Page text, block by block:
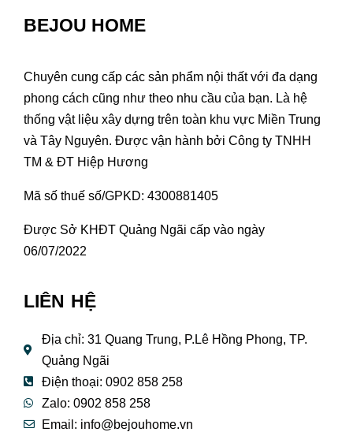
BEJOU HOME
Chuyên cung cấp các sản phẩm nội thất với đa dạng
phong cách cũng như theo nhu cầu của bạn. Là hệ
thống vật liệu xây dựng trên toàn khu vực Miền Trung
và Tây Nguyên. Được vận hành bởi Công ty TNHH
TM & ĐT Hiệp Hương
Mã số thuế số/GPKD: 4300881405
Được Sở KHĐT Quảng Ngãi cấp vào ngày
06/07/2022
LIÊN HỆ
Địa chỉ: 31 Quang Trung, P.Lê Hồng Phong, TP.
Quảng Ngãi
Điện thoại: 0902 858 258
Zalo: 0902 858 258
Email: info@bejouhome.vn